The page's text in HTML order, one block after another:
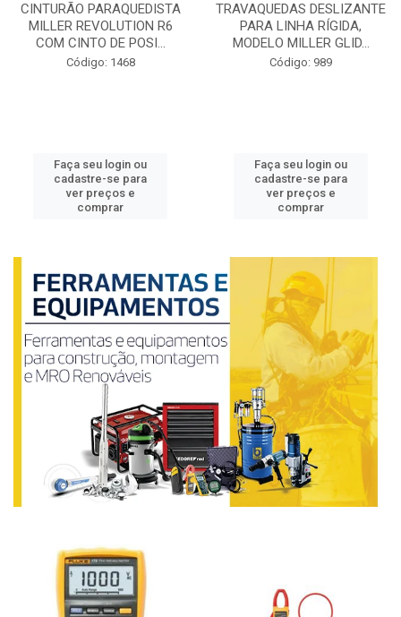
CINTURÃO PARAQUEDISTA
MILLER REVOLUTION R6
COM CINTO DE POSI...
Código: 1468
Faça seu login ou
cadastre-se para
ver preços e
comprar
TRAVAQUEDAS DESLIZANTE
PARA LINHA RÍGIDA,
MODELO MILLER GLID...
Código: 989
Faça seu login ou
cadastre-se para
ver preços e
comprar